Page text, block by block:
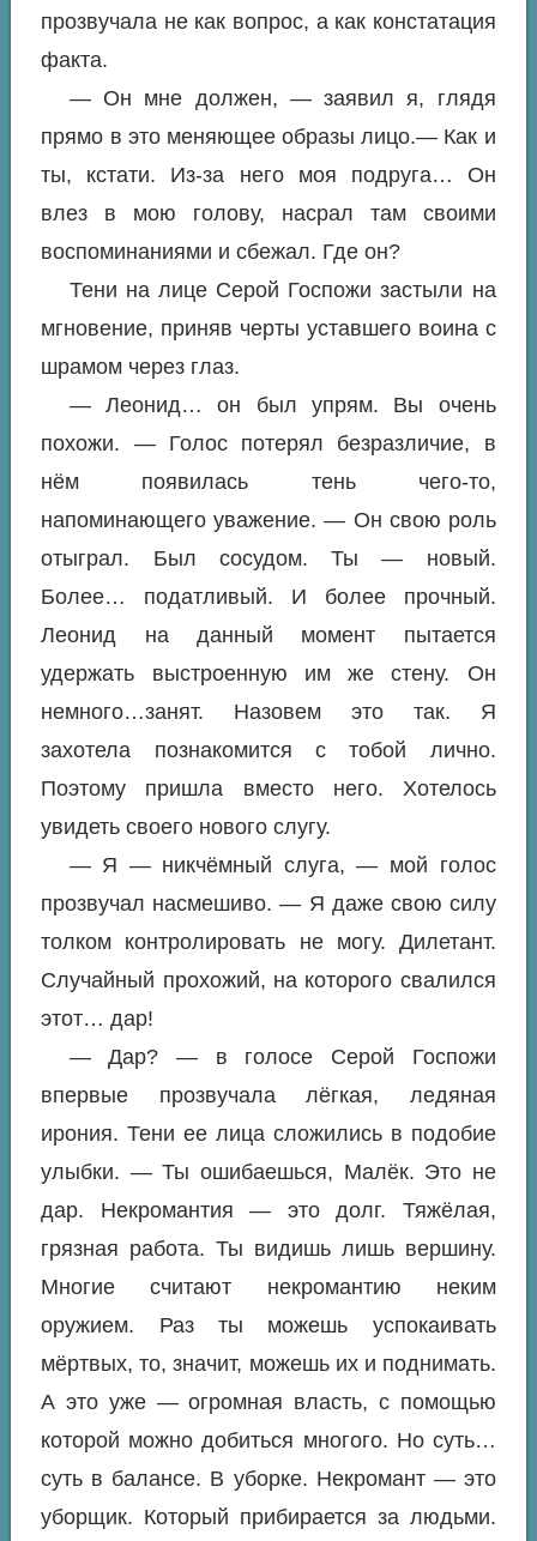
прозвучала не как вопрос, а как констатация
факта.
— Он мне должен, — заявил я, глядя
прямо в это меняющее образы лицо.— Как и
ты, кстати. Из-за него моя подруга… Он
влез в мою голову, насрал там своими
воспоминаниями и сбежал. Где он?
Тени на лице Серой Госпожи застыли на
мгновение, приняв черты уставшего воина с
шрамом через глаз.
— Леонид… он был упрям. Вы очень
похожи. — Голос потерял безразличие, в
нём появилась тень чего-то,
напоминающего уважение. — Он свою роль
отыграл. Был сосудом. Ты — новый.
Более… податливый. И более прочный.
Леонид на данный момент пытается
удержать выстроенную им же стену. Он
немного…занят. Назовем это так. Я
захотела познакомится с тобой лично.
Поэтому пришла вместо него. Хотелось
увидеть своего нового слугу.
— Я — никчёмный слуга, — мой голос
прозвучал насмешиво. — Я даже свою силу
толком контролировать не могу. Дилетант.
Случайный прохожий, на которого свалился
этот… дар!
— Дар? — в голосе Серой Госпожи
впервые прозвучала лёгкая, ледяная
ирония. Тени ее лица сложились в подобие
улыбки. — Ты ошибаешься, Малёк. Это не
дар. Некромантия — это долг. Тяжёлая,
грязная работа. Ты видишь лишь вершину.
Многие считают некромантию неким
оружием. Раз ты можешь успокаивать
мёртвых, то, значит, можешь их и поднимать.
А это уже — огромная власть, с помощью
которой можно добиться многого. Но суть…
суть в балансе. В уборке. Некромант — это
уборщик. Который прибирается за людьми.